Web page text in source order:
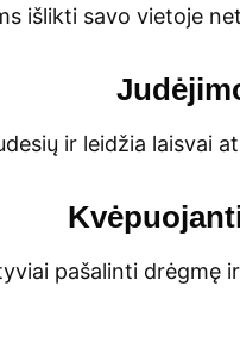
išlikti savo vietoje
ir leidžia laisvai
pašalinti drėgmę